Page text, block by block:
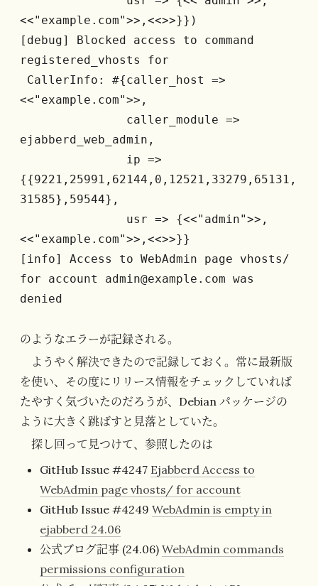
<<"example.com">>,<<>>}})
[debug] Blocked access to command
registered_vhosts for
<<"example.com">>,
ejabberd_web_admin,
{{9221,25991,62144,0,12521,33279,65131,
31585},59544},
<<"example.com">>,<<>>}}
[info] Access to WebAdmin page vhosts/
for account admin@example.com was
denied
のようなエラーが記録される。
ようやく解決できたので記録しておく。常に最新版
を使い、その度にリリース情報をチェックしていれば
たやすく気づいたのだろうが、Debian パッケージの
ように大きく跳ばすと見落としていた。
探し回って見つけて、参照したのは
GitHub Issue #4247 Ejabberd Access to
WebAdmin page vhosts/ for account
GitHub Issue #4249 WebAdmin is empty in
ejabberd 24.06
公式ブログ記事 (24.06) WebAdmin commands
permissions configuration